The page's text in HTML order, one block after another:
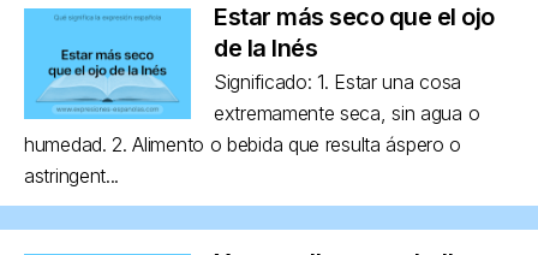
Estar más seco que el ojo
de la Inés
Significado: 1. Estar una cosa
extremamente seca, sin agua o
humedad. 2. Alimento o bebida que resulta áspero o
astringent...